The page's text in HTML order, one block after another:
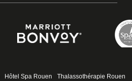
Hôtel Spa Rouen
Thalassothérapie Rouen